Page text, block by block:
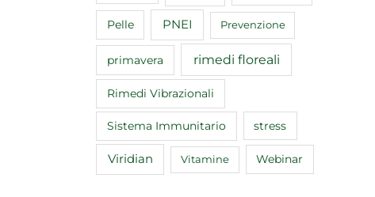
Pelle PNEI Prevenzione
primavera rimedi floreali
Rimedi Vibrazionali
Sistema Immunitario stress
Viridian Vitamine Webinar